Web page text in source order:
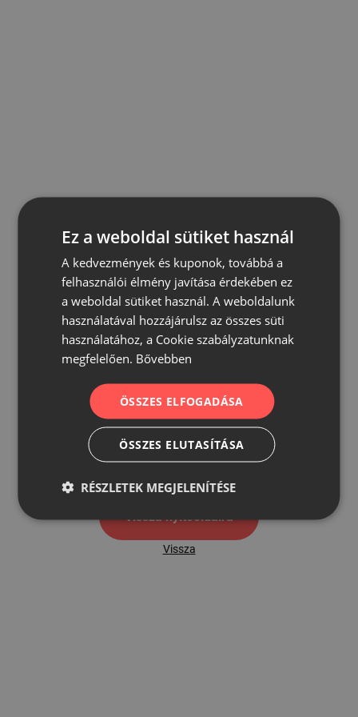
500
Vissza nyítóoldalra
Vissza
Ez a weboldal sütiket használ
A kedvezmények és kuponok, továbbá a
felhasználói élmény javítása érdekében ez
a weboldal sütiket használ. A weboldalunk
használatával hozzájárulsz az összes süti
használatához, a Cookie szabályzatunknak
megfelelően. Bővebben
ÖSSZES ELFOGADÁSA
ÖSSZES ELUTASÍTÁSA
RÉSZLETEK MEGJELENÍTÉSE